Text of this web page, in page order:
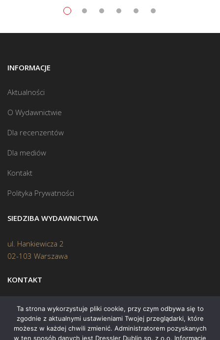
INFORMACJE
Aktualności
O Wydawnictwie
Dla recenzentów
Dla mediów
Kontakt
Polityka Prywatności
SIEDZIBA WYDAWNICTWA
ul. Hankiewicza 2
02-103 Warszawa
KONTAKT
Biuro:(22) 45 70 402
Mail:biuro@swiatksiazki.pl
Ta strona wykorzystuje pliki cookie, przy czym odbywa się to
zgodnie z aktualnymi ustawieniami Twojej przeglądarki, które
możesz w każdej chwili zmienić. Administratorem pozyskanych
w ten sposób danych jest Dressler Dublin sp. z o.o. Informacje